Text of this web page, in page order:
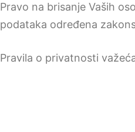
Pravo na brisanje Vaših
podataka određena
Pravila o privatnosti